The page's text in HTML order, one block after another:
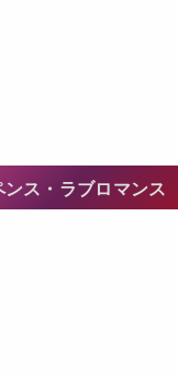
ス・ラブロマンス